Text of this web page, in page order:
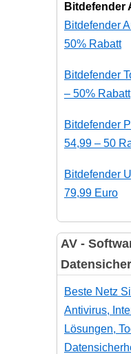
Bitdefender
Bitdefender
50% Rabatt
Bitdefender
– 50% Rabatt
Bitdefender
54,99 – 50
Bitdefender
79,99 Euro
AV -
Beste Netz
Antivirus,
Lösungen,